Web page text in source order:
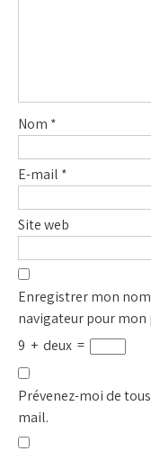
Nom *
E-mail *
Site web
Enregistrer mon
navigateur pour
9 + deux =
Prévenez-moi de
mail.